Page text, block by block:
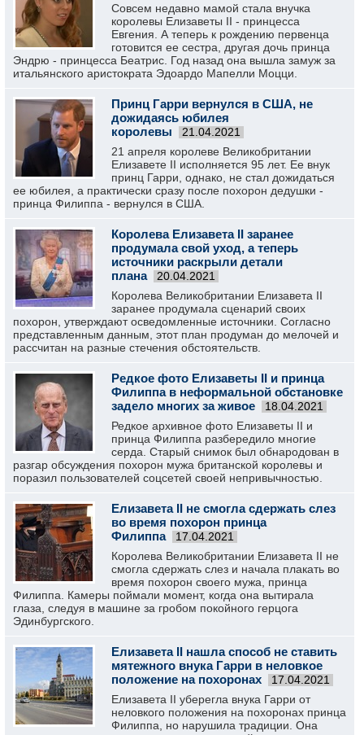
Совсем недавно мамой стала внучка
королевы Елизаветы II - принцесса
Евгения. А теперь к рождению первенца
готовится ее сестра, другая дочь принца
Эндрю - принцесса Беатрис. Год назад она вышла замуж за
итальянского аристократа Эдоардо Мапелли Моцци.
Принц Гарри вернулся в США, не
дожидаясь юбилея
королевы
21.04.2021
21 апреля королеве Великобритании
Елизавете II исполняется 95 лет. Ее внук
принц Гарри, однако, не стал дожидаться
ее юбилея, а практически сразу после похорон дедушки -
принца Филиппа - вернулся в США.
Королева Елизавета II заранее
продумала свой уход, а теперь
источники раскрыли детали
плана
20.04.2021
Королева Великобритании Елизавета II
заранее продумала сценарий своих
похорон, утверждают осведомленные источники. Согласно
представленным данным, этот план продуман до мелочей и
рассчитан на разные стечения обстоятельств.
Редкое фото Елизаветы II и принца
Филиппа в неформальной обстановке
задело многих за живое
18.04.2021
Редкое архивное фото Елизаветы II и
принца Филиппа разбередило многие
серда. Старый снимок был обнародован в
разгар обсуждения похорон мужа британской королевы и
поразил пользователей соцсетей своей непривычностью.
Елизавета II не смогла сдержать слез
во время похорон принца
Филиппа
17.04.2021
Королева Великобритании Елизавета II не
смогла сдержать слез и начала плакать во
время похорон своего мужа, принца
Филиппа. Камеры поймали момент, когда она вытирала
глаза, следуя в машине за гробом покойного герцога
Эдинбургского.
Елизавета II нашла способ не ставить
мятежного внука Гарри в неловкое
положение на похоронах
17.04.2021
Елизавета II уберегла внука Гарри от
неловкого положения на похоронах принца
Филиппа, но нарушила традиции. Она